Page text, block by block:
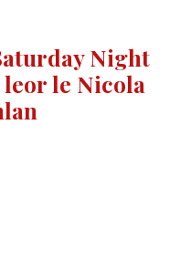
Night
leor le Nicola